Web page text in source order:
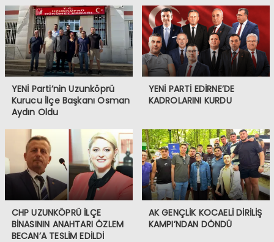
YENİ Parti’nin Uzunköprü
Kurucu İlçe Başkanı Osman
Aydın Oldu
YENİ PARTİ EDİRNE’DE
KADROLARINI KURDU
CHP UZUNKÖPRÜ İLÇE
BİNASININ ANAHTARI ÖZLEM
BECAN’A TESLİM EDİLDİ
AK GENÇLİK KOCAELİ DİRİLİŞ
KAMPI’NDAN DÖNDÜ